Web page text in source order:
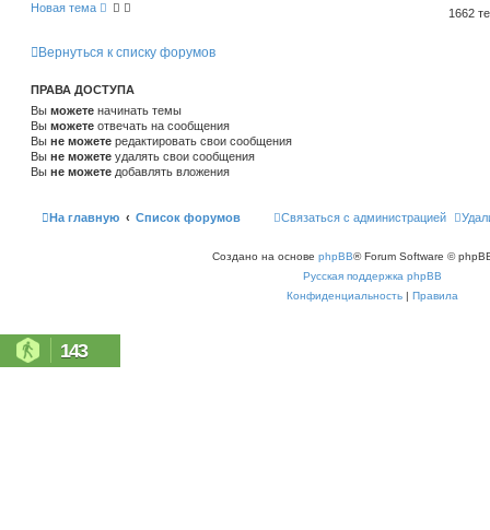
Новая тема 1662
Вернуться к списку форумов
ПРАВА ДОСТУПА
Вы можете начинать темы
Вы можете отвечать на сообщения
Вы не можете редактировать свои сообщения
Вы не можете удалять свои сообщения
Вы не можете добавлять вложения
На главную Список форумов Связаться с администрацией
Создано на основе phpBB® Forum Software ©
Русская поддержка phpBB
Конфиденциальность | Правила
143